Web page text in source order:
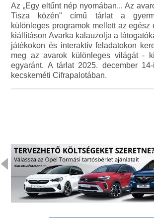
Az „Egy eltűnt nép nyomában... Az
Tisza közén" című tárlat a
különleges programok mellett az egész
kiállításon Avarka kalauzolja a
játékokon és interaktív feladatokon
meg az avarok különleges világát -
egyaránt. A tárlat 2025. december
kecskeméti Cifrapalotában.